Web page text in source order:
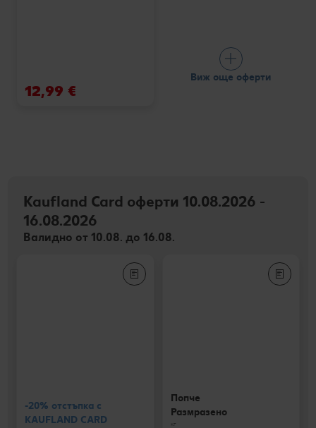
12,99 €
Виж още оферти
Kaufland Card оферти 10.08.2026 -
16.08.2026
Валидно от 10.08. до 16.08.
-20% отстъпка с
KAUFLAND CARD
Попче
Размразено
кг